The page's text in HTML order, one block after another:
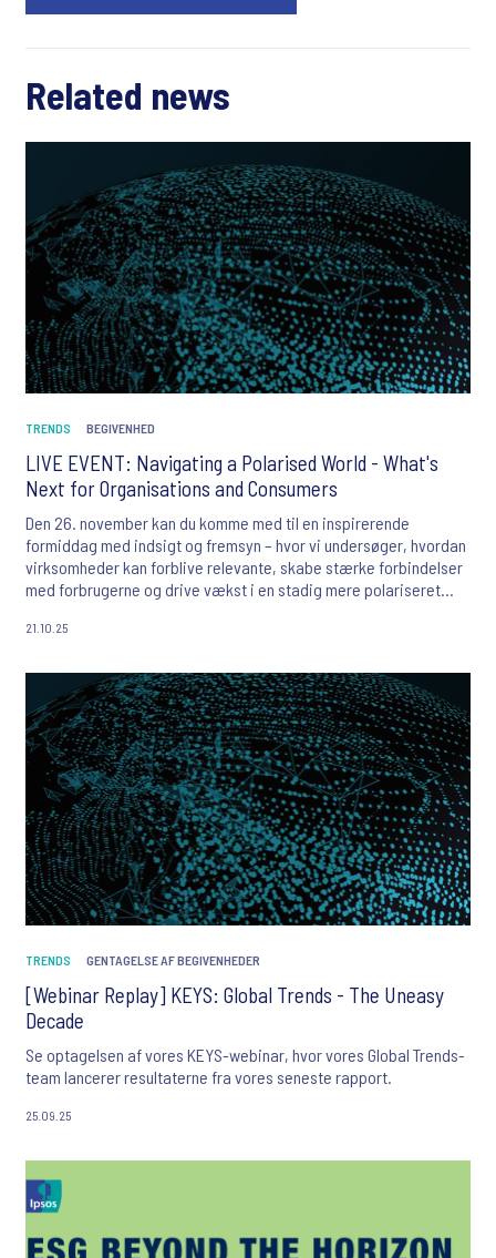
Related news
TRENDS BEGIVENHED
LIVE EVENT: Navigating a Polarised World - What's
Next for Organisations and Consumers
Den 26. november kan du komme med til en inspirerende
formiddag med indsigt og fremsyn – hvor vi undersøger, hvordan
virksomheder kan forblive relevante, skabe stærke forbindelser
med forbrugerne og drive vækst i en stadig mere polariseret
21.10.25
TRENDS GENTAGELSE AF BEGIVENHEDER
[Webinar Replay] KEYS: Global Trends - The Uneasy
Decade
Se optagelsen af ​​vores KEYS-webinar, hvor vores Global Trends-
team lancerer resultaterne fra vores seneste rapport.
25.09.25